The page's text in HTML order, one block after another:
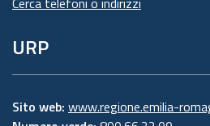
URP
Sito web: www.regione.emilia-